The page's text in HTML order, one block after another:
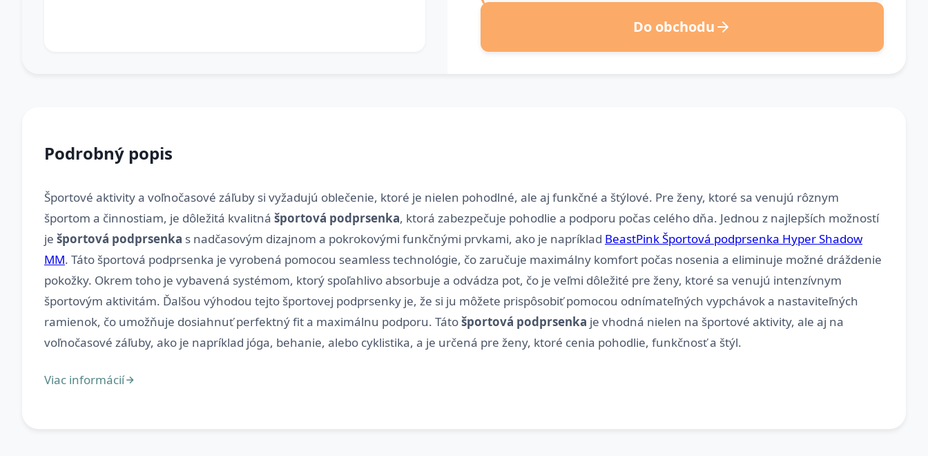
Do obchodu
Podrobný popis
Športové aktivity a voľnočasové záľuby si vyžadujú oblečenie, ktoré je nielen pohodlné, ale aj funkčné a štýlové. Pre ženy, ktoré sa venujú rôznym
športom a činnostiam, je dôležitá kvalitná športová podprsenka, ktorá zabezpečuje pohodlie a podporu počas celého dňa. Jednou z najlepších možností
je športová podprsenka s nadčasovým dizajnom a pokrokovými funkčnými prvkami, ako je napríklad BeastPink Športová podprsenka Hyper Shadow
MM. Táto športová podprsenka je vyrobená pomocou seamless technológie, čo zaručuje maximálny komfort počas nosenia a eliminuje možné dráždenie
pokožky. Okrem toho je vybavená systémom, ktorý spoľahlivo absorbuje a odvádza pot, čo je veľmi dôležité pre ženy, ktoré sa venujú intenzívnym
športovým aktivitám. Ďalšou výhodou tejto športovej podprsenky je, že si ju môžete prispôsobiť pomocou odnímateľných vypchávok a nastaviteľných
ramienok, čo umožňuje dosiahnuť perfektný fit a maximálnu podporu. Tátošportová podprsenka je vhodná nielen na športové aktivity, ale aj na